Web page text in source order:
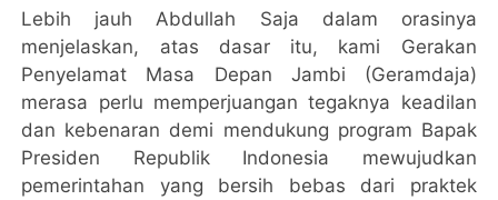
Lebih jauh Abdullah Saja dalam orasinya
menjelaskan, atas dasar itu, kami Gerakan
Penyelamat Masa Depan Jambi (Geramdaja)
merasa perlu memperjuangan tegaknya keadilan
dan kebenaran demi mendukung program Bapak
Presiden Republik Indonesia mewujudkan
pemerintahan yang bersih bebas dari praktek